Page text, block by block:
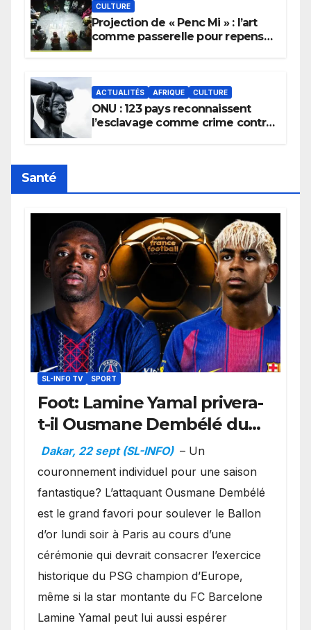
CULTURE
Projection de « Penc Mi » : l’art
comme passerelle pour repenser
ACTUALITÉS AFRIQUE CULTURE
ONU : 123 pays reconnaissent
l’esclavage comme crime contre
Santé
SL-INFO TV SPORT
Foot: Lamine Yamal privera-
t-il Ousmane Dembélé du
Ballon d’or ?
Dakar, 22 sept (SL-INFO) – Un
couronnement individuel pour une saison
fantastique? L’attaquant Ousmane Dembélé
est le grand favori pour soulever le Ballon
d’or lundi soir à Paris au cours d’une
cérémonie qui devrait consacrer l’exercice
historique du PSG champion d’Europe,
même si la star montante du FC Barcelone
Lamine Yamal peut lui aussi espérer